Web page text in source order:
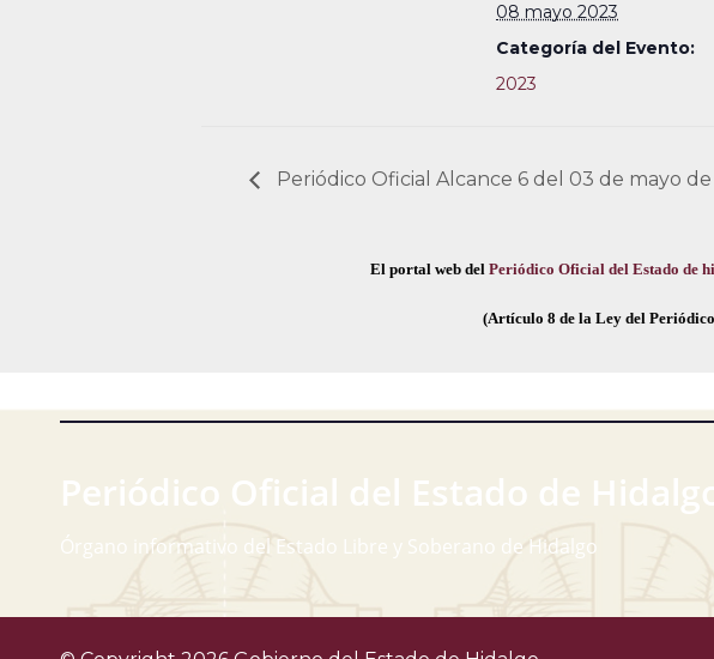
08 mayo 2023
Categoría del Evento:
2023
Periódico Oficial Alcance 6 del 03 de mayo
El portal web del Periódico Oficial del Estado de
(Artículo 8 de la Ley del
Periódico Oficial del Estado de
Órgano informativo del Estado Libre y Soberano de Hidalgo